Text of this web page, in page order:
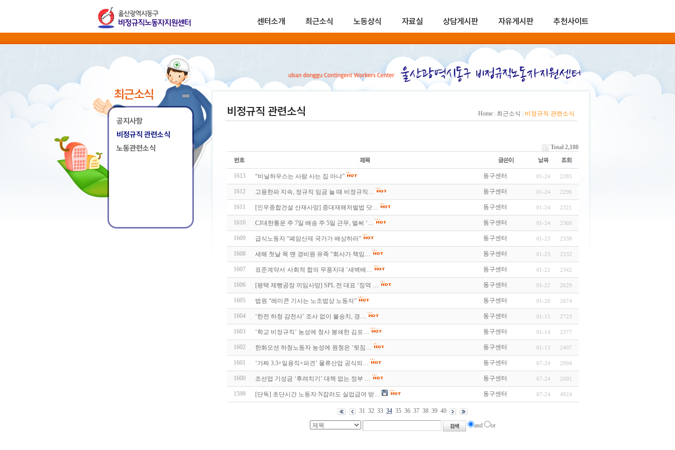
센터소개 최근소식 노동상식 자료실 상담게시판 자유게시판 추천사이트
최근소식
공지사항
비정규직 관련소식
노동관련소식
비정규직 관련소식 Home 최근소식 비정규직 관련소식
Total 2,108
1613 “비닐하우스는 사람 사는 집 아냐” 동구센터 01-24 2285
1612 고용한파 지속, 정규직 임금 늘 때 비정규직… 동구센터 01-24 2296
1611 [인우종합건설 산재사망] 중대재해처벌법 닷… 동구센터 01-24 2321
1610 CJ대한통운 주 7일 배송 주 5일 근무, 벌써 ‘… 동구센터 01-24 2369
1609 급식노동자 “폐암산재 국가가 배상하라” 동구센터 01-23 2338
1608 새해 첫날 목 맨 경비원 유족 “회사가 책임… 동구센터 01-23 2332
1607 표준계약서·사회적 합의 무풍지대 ‘새벽배… 동구센터 01-22 2342
1606 [평택 제빵공장 끼임사망] SPL 전 대표 ‘징역 … 동구센터 01-22 2629
1605 법원 “레미콘 기사는 노조법상 노동자” 동구센터 01-20 2674
1604 ‘한전 하청 감전사’ 조사 없이 불송치, 경… 동구센터 01-15 2723
1603 ‘학교 비정규직’ 농성에 청사 봉쇄한 김포… 동구센터 01-14 2377
1602 한화오션 하청노동자 농성에 원청은 ‘뒷짐… 동구센터 01-13 2407
1601 ‘가짜 3.3×일용직×파견’ 물류산업 공식되… 동구센터 07-24 2994
1600 조선업 기성금 ‘후려치기’ 대책 없는 정부 … 동구센터 07-24 2691
1599 [단독] 초단시간 노동자·N잡러도 실업급여 받… 동구센터 07-24 4924
31 32 33 34 35 36 37 38 39 40
and or